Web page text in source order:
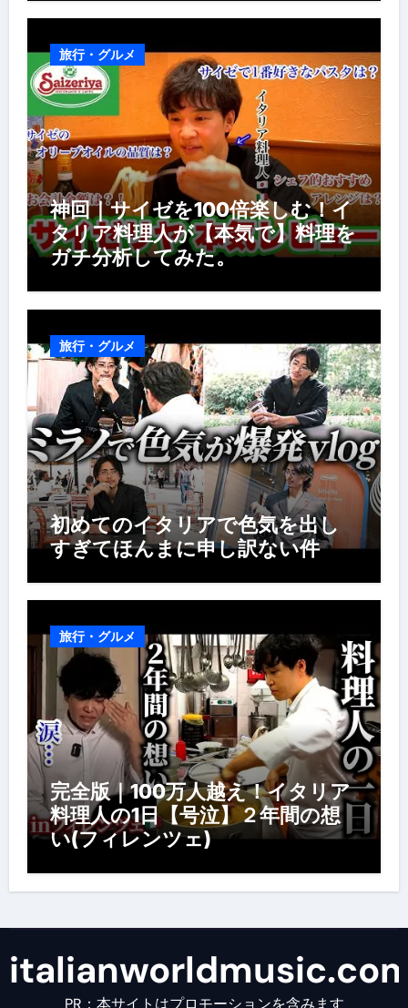
風景】
旅行・グルメ
神回｜サイゼを100倍楽しむ！イ
タリア料理人が【本気で】料理を
ガチ分析してみた。
旅行・グルメ
初めてのイタリアで色気を出し
すぎてほんまに申し訳ない件
旅行・グルメ
完全版｜100万人越え！イタリア
料理人の1日【号泣】２年間の想
い(フィレンツェ)
PR：本サイトはプロモーションを含みます